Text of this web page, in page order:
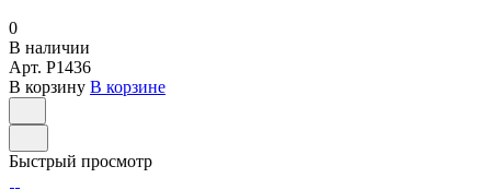
0
В наличии
Арт. P1436
В корзину В корзине
Быстрый просмотр